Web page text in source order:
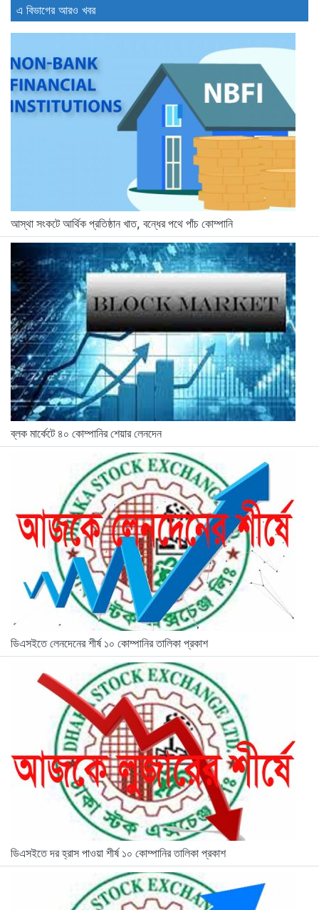
এ বিভাগের আরও খবর
আস্থা সংকটে আর্থিক প্রতিষ্ঠান খাত, বন্ধের পথে পাঁচ কোম্পানি
ব্লক মার্কেটে ৪০ কোম্পানির শেয়ার লেনদেন
ডিএসইতে লেনদেনের শীর্ষ ১০ কোম্পানির তালিকা প্রকাশ
ডিএসইতে দর হ্রাস পাওয়া শীর্ষ ১০ কোম্পানির তালিকা প্রকাশ